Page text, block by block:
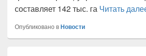
составляет 142 тыс. га Читать
Опубликовано вНовости